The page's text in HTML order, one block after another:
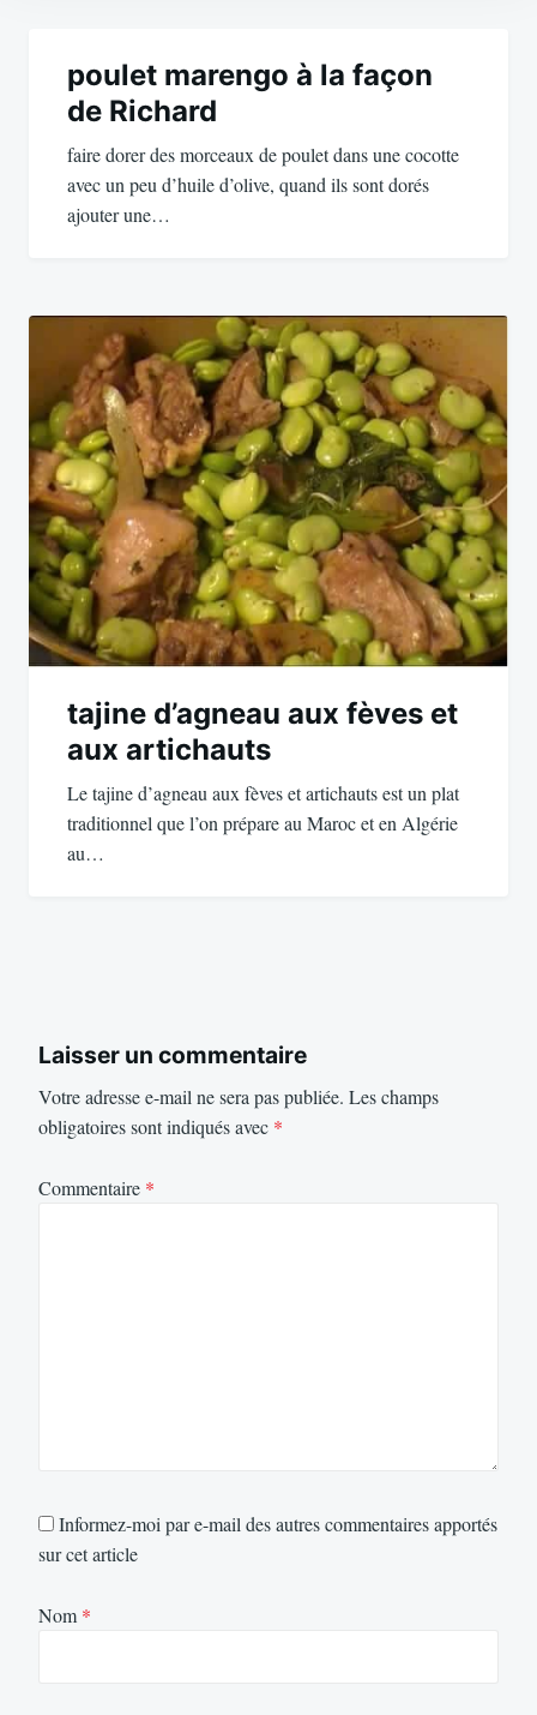
l’article
poulet marengo à la façon
de Richard
faire dorer des morceaux de poulet dans une cocotte
avec un peu d’huile d’olive, quand ils sont dorés
ajouter une…
tajine d’agneau aux fèves et
aux artichauts
Le tajine d’agneau aux fèves et artichauts est un plat
traditionnel que l’on prépare au Maroc et en Algérie
au…
Laisser un commentaire
Votre adresse e-mail ne sera pas publiée. Les champs
obligatoires sont indiqués avec *
Commentaire *
Informez-moi par e-mail des autres commentaires apportés
sur cet article
Nom *